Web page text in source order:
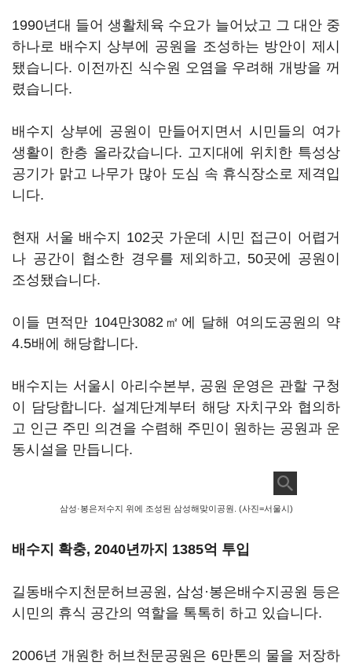
1990년대 들어 생활체육 수요가 늘어났고 그 대안 중
하나로 배수지 상부에 공원을 조성하는 방안이 제시
됐습니다. 이전까진 식수원 오염을 우려해 개방을 꺼
렸습니다.
배수지 상부에 공원이 만들어지면서 시민들의 여가
생활이 한층 올라갔습니다. 고지대에 위치한 특성상
공기가 맑고 나무가 많아 도심 속 휴식장소로 제격입
니다.
현재 서울 배수지 102곳 가운데 시민 접근이 어렵거
나 공간이 협소한 경우를 제외하고, 50곳에 공원이
조성됐습니다.
이들 면적만 104만3082㎡에 달해 여의도공원의 약
4.5배에 해당합니다.
배수지는 서울시 아리수본부, 공원 운영은 관할 구청
이 담당합니다. 설계단계부터 해당 자치구와 협의하
고 인근 주민 의견을 수렴해 주민이 원하는 공원과 운
동시설을 만듭니다.
삼성·봉은저수지 위에 조성된 삼성해맞이공원. (사진=서울시)
배수지 확충, 2040년까지 1385억 투입
길동배수지천문허브공원, 삼성·봉은배수지공원 등은
시민의 휴식 공간의 역할을 톡톡히 하고 있습니다.
2006년 개원한 허브천문공원은 6만톤의 물을 저장하